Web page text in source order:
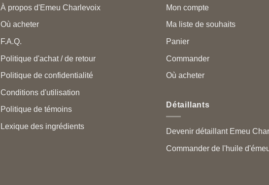
À propos d'Emeu Charlevoix
Où acheter
F.A.Q.
Politique d'achat / de retour
Politique de confidentialité
Conditions d'utilisation
Politique de témoins
Lexique des ingrédients
Mon compte
Ma liste de souhaits
Panier
Commander
Où acheter
Détaillants
Devenir détaillant Emeu
Commander de l'huile